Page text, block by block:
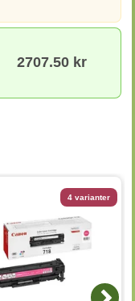
2707.50 kr
4 varianter